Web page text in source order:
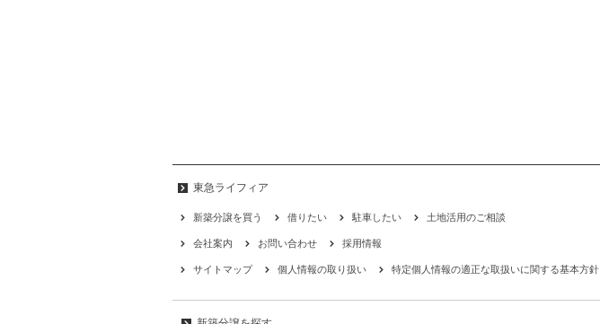
東急ライフィア
新築分譲を買う 借りたい 駐車したい 土地活用のご相談
会社案内 お問い合わせ 採用情報
サイトマップ 個人情報の取り扱い 特定個人情報の適正な取扱いに関する基本方針